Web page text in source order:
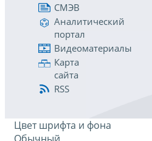
СМЭВ
Аналитический
портал
Видеоматериалы
Карта
сайта
RSS
Цвет шрифта и фона